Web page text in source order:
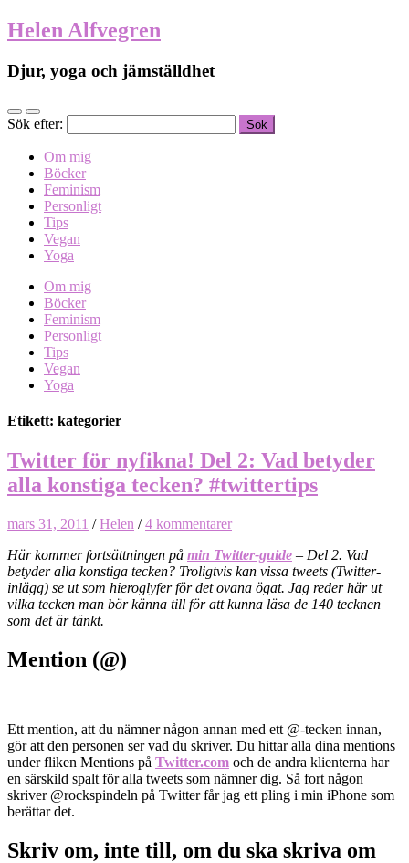
Helen Alfvegren
Djur, yoga och jämställdhet
Sök efter:
Om mig
Böcker
Feminism
Personligt
Tips
Vegan
Yoga
Om mig
Böcker
Feminism
Personligt
Tips
Vegan
Yoga
Etikett: kategorier
Twitter för nyfikna! Del 2: Vad betyder
alla konstiga tecken? #twittertips
mars 31, 2011 /Helen /4 kommentarer
Här kommer fortsättningen på min Twitter-guide – Del 2. Vad
betyder alla konstiga tecken? Troligtvis kan vissa tweets (Twitter-
inlägg) se ut som hieroglyfer för det ovana ögat. Jag reder här ut
vilka tecken man bör känna till för att kunna läsa de 140 tecknen
som det är tänkt.
Mention (@)
Ett mention, att du nämner någon annan med ett @-tecken innan,
gör att den personen ser vad du skriver. Du hittar alla dina mentions
under fliken Mentions på Twitter.com och de andra klienterna har
en särskild spalt för alla tweets som nämner dig. Så fort någon
skriver @rockspindeln på Twitter får jag ett pling i min iPhone som
berättar det.
Skriv om, inte till, om du ska skriva om